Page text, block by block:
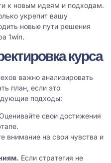
к новым идеям и подходам.
укрепит вашу
новые пути решения
1win.
курса
важно анализировать
план, если это
подходы:
Оценивайте свои достижения
внимание на свои чувства и
Если стратегия не